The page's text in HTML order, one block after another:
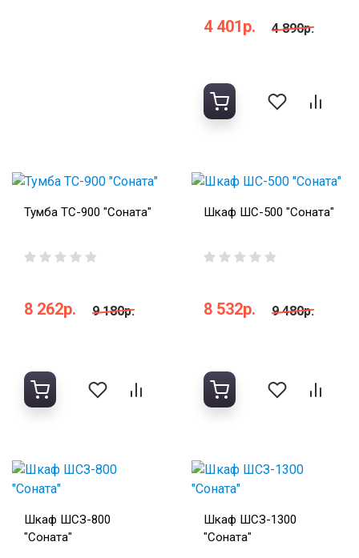
4 401р. 4 890р.
Тумба ТС-900 "Соната"
8 262р. 9 180р.
Шкаф ШС-500 "Соната"
8 532р. 9 480р.
Шкаф ШСЗ-800
"Соната"
Шкаф ШСЗ-1300
"Соната"